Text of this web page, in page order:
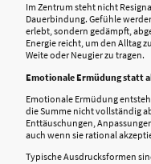
Im Zentrum steht nicht
Dauerbindung. Gefühle
erlebt, sondern gedämpft,
Energie reicht, um den Alltag
Weite oder Neugier zu tragen.
Emotionale Ermüdung statt
Emotionale Ermüdung
die Summe nicht vollständig
Enttäuschungen,
auch wenn sie rational
Typische Ausdrucksformen